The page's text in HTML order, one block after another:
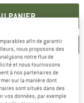
PANIER
COMPARER
les infos sur la
informations de
afin de garantir
nous proposons des
notre flux de
et nous fournissons
à nos partenaires de
sur la manière dont
sont situés dans des
vos données, par exemple